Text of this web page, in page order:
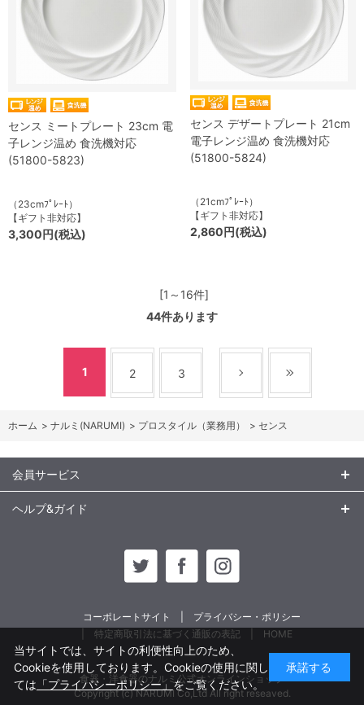
センス ミートプレート 23cm 電
子レンジ温め 食洗機対応
(51800-5823)
（23cmﾌﾟﾚｰﾄ）
【ギフト非対応】
3,300円(税込)
センス デザートプレート 21cm
電子レンジ温め 食洗機対応
(51800-5824)
（21cmﾌﾟﾚｰﾄ）
【ギフト非対応】
2,860円(税込)
[1～16件]
44件あります
1 2 3
ホーム > ナルミ(NARUMI) > プロスタイル（業務用） > センス
会員サービス
ヘルプ&ガイド
コーポレートサイト
プライバシー・ポリシー
特定商取引法に基づく通販の表記
HOME
食器・洋食器のナルミ公式オンラインショップ
Copyright (c) NARUMI Co,Ltd All right reseaved.
当サイトでは、サイトの利便性向上のため、
Cookieを使用しております。Cookieの使用に関し
ては 「プライバシーポリシー」をご覧ください。
承諾する